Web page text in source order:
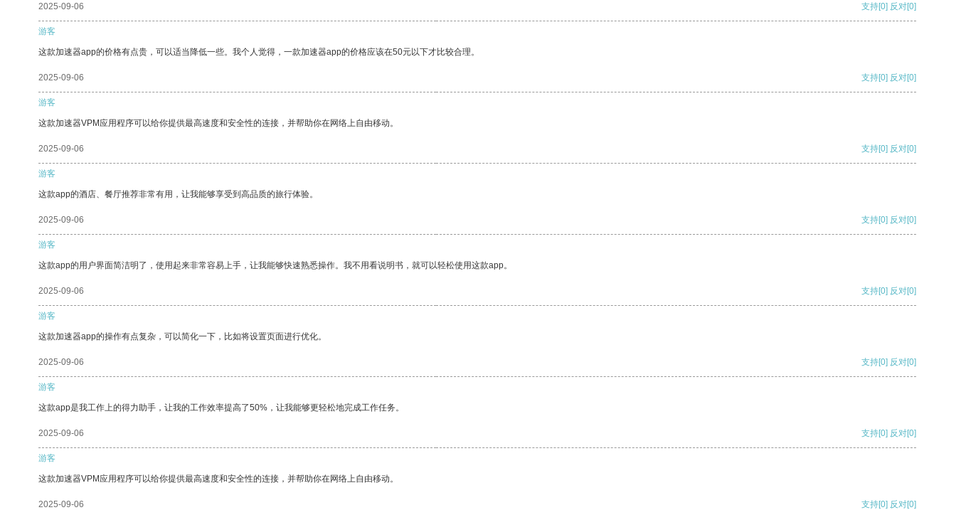
2025-09-06 支持[0] 反对[0]
游客
这款加速器app的价格有点贵，可以适当降低一些。我个人觉得，一款加速器app的价格应该在50元以下才比较合理。
2025-09-06 支持[0] 反对[0]
游客
这款加速器VPM应用程序可以给你提供最高速度和安全性的连接，并帮助你在网络上自由移动。
2025-09-06 支持[0] 反对[0]
游客
这款app的酒店、餐厅推荐非常有用，让我能够享受到高品质的旅行体验。
2025-09-06 支持[0] 反对[0]
游客
这款app的用户界面简洁明了，使用起来非常容易上手，让我能够快速熟悉操作。我不用看说明书，就可以轻松使用这款app。
2025-09-06 支持[0] 反对[0]
游客
这款加速器app的操作有点复杂，可以简化一下，比如将设置页面进行优化。
2025-09-06 支持[0] 反对[0]
游客
这款app是我工作上的得力助手，让我的工作效率提高了50%，让我能够更轻松地完成工作任务。
2025-09-06 支持[0] 反对[0]
游客
这款加速器VPM应用程序可以给你提供最高速度和安全性的连接，并帮助你在网络上自由移动。
2025-09-06 支持[0] 反对[0]